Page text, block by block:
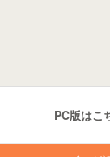
PC版はこ